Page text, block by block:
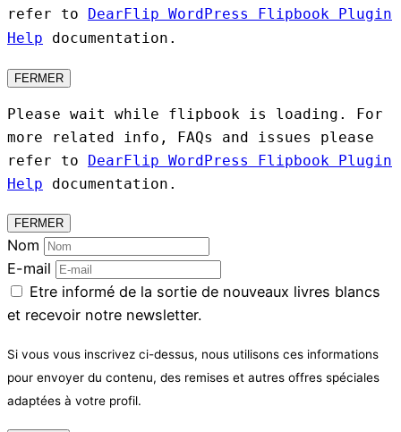
refer to
DearFlip WordPress Flipbook Plugin
Help documentation.
FERMER
Please wait while flipbook is loading. For
more related info, FAQs and issues please
refer to DearFlip WordPress Flipbook Plugin
Help documentation.
FERMER
Nom
E-mail
Etre informé de la sortie de nouveaux livres blancs
et recevoir notre newsletter.
Si vous vous inscrivez ci-dessus, nous utilisons ces informations
pour envoyer du contenu, des remises et autres offres spéciales
adaptées à votre profil.